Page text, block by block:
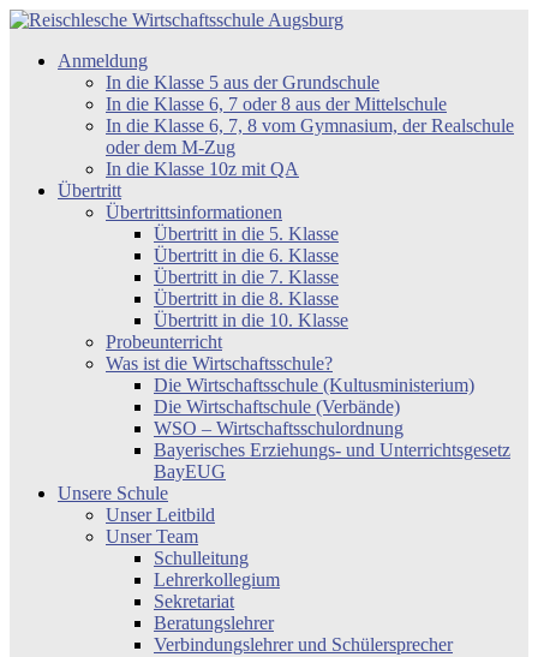
Zum
springen
Reischlesche
Wirtschaftsschule
Anmeldung
In die Klasse 5 aus der Grundschule
In die Klasse 6, 7 oder 8 aus der Mittelschule
In die Klasse 6, 7, 8 vom Gymnasium, der Realschule
oder dem M-Zug
In die Klasse 10z mit QA
Übertritt
Übertrittsinformationen
Übertritt in die 5. Klasse
Übertritt in die 6. Klasse
Übertritt in die 7. Klasse
Übertritt in die 8. Klasse
Übertritt in die 10. Klasse
Probeunterricht
Was ist die Wirtschaftsschule?
Die Wirtschaftsschule (Kultusministerium)
Die Wirtschaftschule (Verbände)
WSO – Wirtschaftsschulordnung
Bayerisches Erziehungs- und Unterrichtsgesetz
BayEUG
Unsere Schule
Unser Leitbild
Unser Team
Schulleitung
Lehrerkollegium
Sekretariat
Beratungslehrer
Verbindungslehrer und Schülersprecher